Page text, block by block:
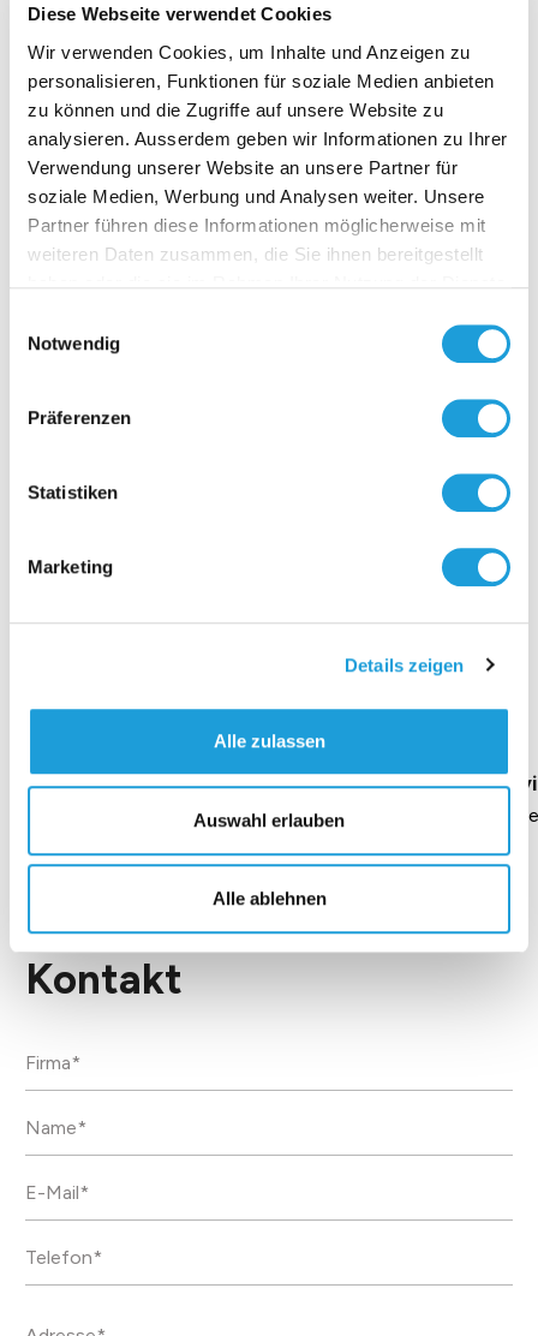
Diese Webseite verwendet Cookies
Wir verwenden Cookies, um Inhalte und Anzeigen zu
personalisieren, Funktionen für soziale Medien anbieten
zu können und die Zugriffe auf unsere Website zu
analysieren. Ausserdem geben wir Informationen zu Ihrer
Verwendung unserer Website an unsere Partner für
soziale Medien, Werbung und Analysen weiter. Unsere
Partner führen diese Informationen möglicherweise mit
weiteren Daten zusammen, die Sie ihnen bereitgestellt
Notwendig
Präferenzen
Statistiken
Marketing
Details zeigen
Alle zulassen
Auswahl erlauben
Alle ablehnen
Zubehör
Klimaset
Einblicke zu 40 Jahren
Oppermann
Geschäftsführung Heike Dirmeier
Kontakt